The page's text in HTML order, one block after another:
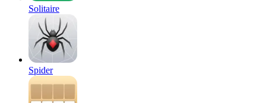
Solitaire
Spider